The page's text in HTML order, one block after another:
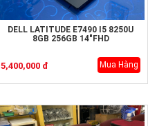
DELL LATITUDE E7490 I5 8250U
8GB 256GB 14"FHD
5,400,000 đ Mua Hàng